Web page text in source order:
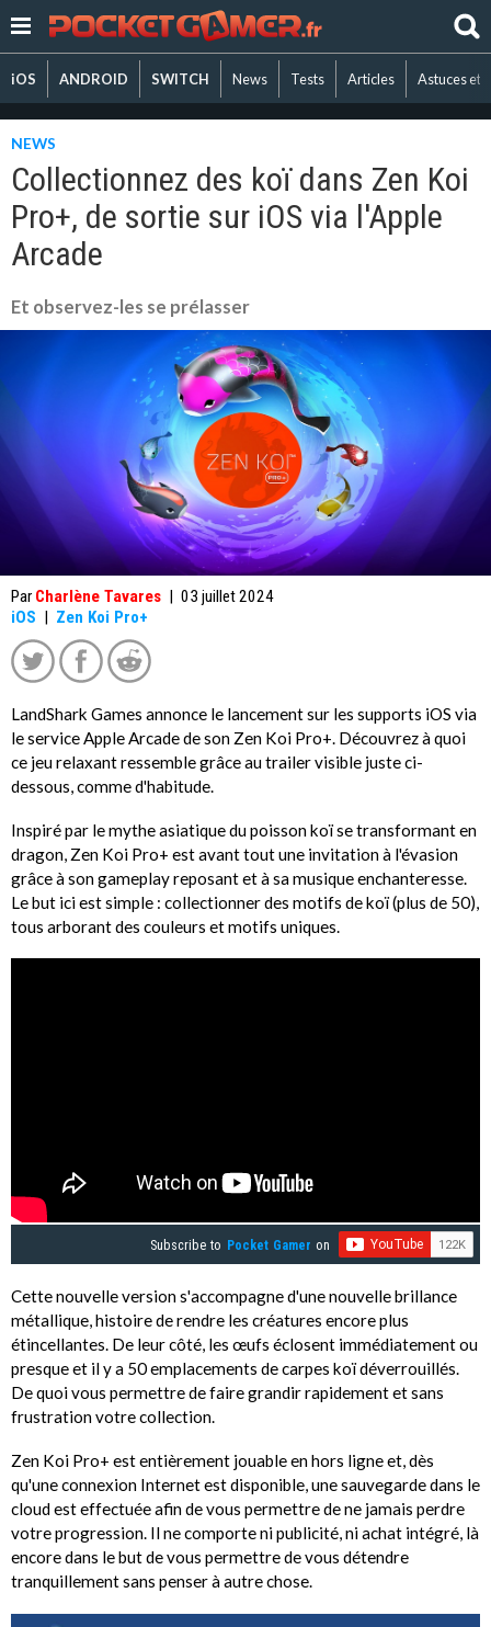
iOS ANDROID SWITCH News Tests Articles Astuces et
NEWS
Collectionnez des koï dans Zen Koi
Pro+, de sortie sur iOS via l'Apple
Arcade
Et observez-les se prélasser
Par Charlène Tavares | 03 juillet 2024
iOS | Zen Koi Pro+
LandShark Games annonce le lancement sur les supports iOS via
le service Apple Arcade de son Zen Koi Pro+. Découvrez à quoi
ce jeu relaxant ressemble grâce au trailer visible juste ci-
dessous, comme d'habitude.
Inspiré par le mythe asiatique du poisson koï se transformant en
dragon, Zen Koi Pro+ est avant tout une invitation à l'évasion
grâce à son gameplay reposant et à sa musique enchanteresse.
Le but ici est simple : collectionner des motifs de koï (plus de 50),
tous arborant des couleurs et motifs uniques.
Subscribe to Pocket Gamer on
Cette nouvelle version s'accompagne d'une nouvelle brillance
métallique, histoire de rendre les créatures encore plus
étincellantes. De leur côté, les œufs éclosent immédiatement ou
presque et il y a 50 emplacements de carpes koï déverrouillés.
De quoi vous permettre de faire grandir rapidement et sans
frustration votre collection.
Zen Koi Pro+ est entièrement jouable en hors ligne et, dès
qu'une connexion Internet est disponible, une sauvegarde dans le
cloud est effectuée afin de vous permettre de ne jamais perdre
votre progression. Il ne comporte ni publicité, ni achat intégré, là
encore dans le but de vous permettre de vous détendre
tranquillement sans penser à autre chose.